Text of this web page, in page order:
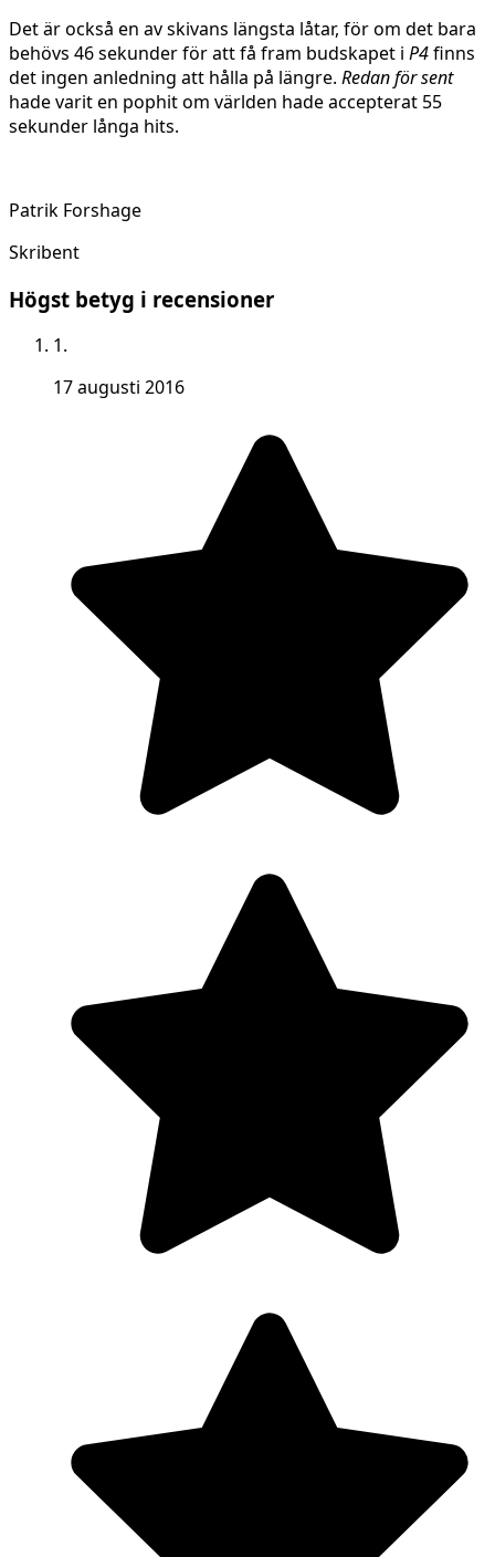
Det är också en av skivans längsta låtar, för om det bara
behövs 46 sekunder för att få fram budskapet i P4finns
det ingen anledning att hålla på längre. Redan för sent
hade varit en pophit om världen hade accepterat 55
sekunder långa hits.
Patrik Forshage
Skribent
Högst betyg i recensioner
1.
17 augusti 2016